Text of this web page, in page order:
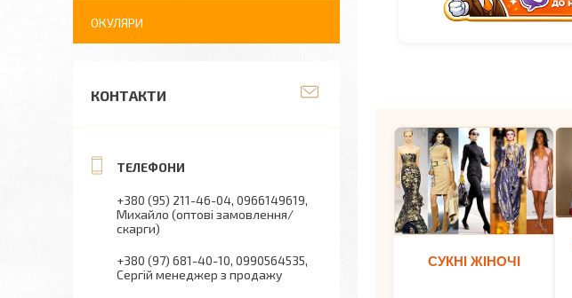
СУКНІ ЖІНОЧІ
ОКУЛЯРИ
КОНТАКТИ
+380 (95) 211-46-04 0966149619
Михайло (оптові замовлення/
скарги)
+380 (97) 681-40-10 0990564535
Сергій менеджер з продажу